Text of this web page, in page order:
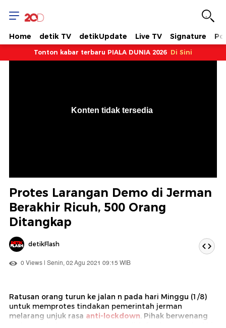
Home detik TV detikUpdate Live TV Signature
Tonton kabar terbaru PIALA DUNIA 2026 Di Sini
Konten tidak tersedia
Protes Larangan Demo di Jerman
Berakhir Ricuh, 500 Orang
Ditangkap
detikFlash
0 Views | Senin, 02 Agu 2021 09:15 WIB
Ratusan orang turun ke jalan n pada hari Minggu (1/8)
untuk memprotes tindakan pemerintah jerman
melarang unjuk rasa anti-lockdown. Pihak berwenang